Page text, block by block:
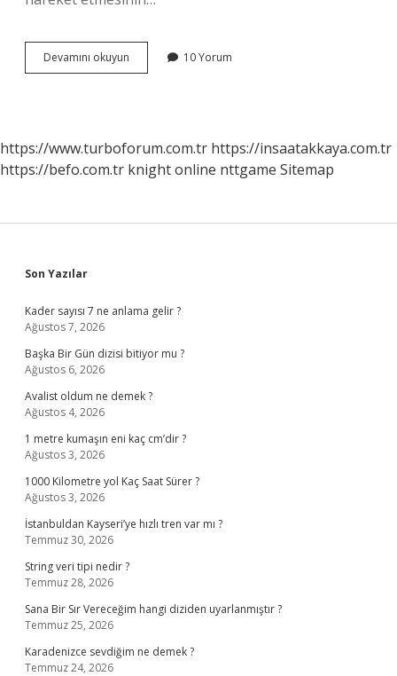
Devamını okuyun
Safa
10 Yorum
https://www.turboforum.com.tr https://insaatakkaya.com.tr
https://befo.com.tr knight online nttgame Sitemap
Sidebar
Son Yazılar
Kader sayısı 7 ne anlama gelir ?
Ağustos 7, 2026
Başka Bir Gün dizisi bitiyor mu ?
Ağustos 6, 2026
Avalist oldum ne demek ?
Ağustos 4, 2026
1 metre kumaşın eni kaç cm’dir ?
Ağustos 3, 2026
1000 Kilometre yol Kaç Saat Sürer ?
Ağustos 3, 2026
İstanbuldan Kayseri’ye hızlı tren var mı ?
Temmuz 30, 2026
String veri tipi nedir ?
Temmuz 28, 2026
Sana Bir Sır Vereceğim hangi diziden uyarlanmıştır ?
Temmuz 25, 2026
Karadenizce sevdiğim ne demek ?
Temmuz 24, 2026